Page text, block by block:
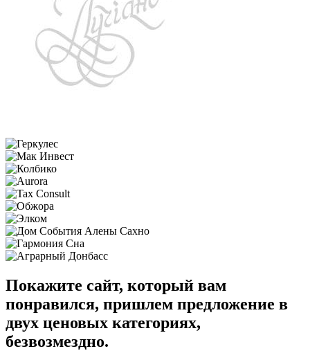
Покажите сайт, который вам
понравился, пришлем предложение в
двух ценовых категориях,
безвозмездно.